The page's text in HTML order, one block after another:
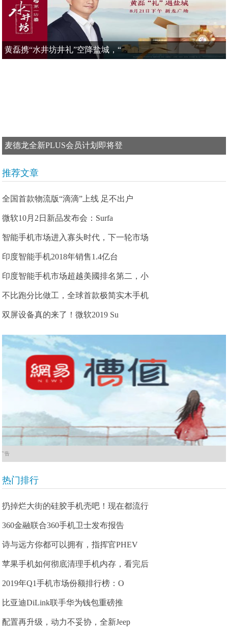
黄磊携“水井坊井礼”空降盐城，“
麦德龙全新PLUS会员计划即将登
推荐文章
全国首款物流版“滴滴”上线 足不出户
微软10月2日新品发布会：Surfa
智能手机市场进入寡头时代，下一轮市场
印度智能手机2018年销售1.4亿台
印度智能手机市场超越美國排名第二，小
不比跑分比做工，全球首款极简实木手机
双屏设备真的来了！微软2019 Su
广告
热门排行
扔掉烂大街的硅胶手机壳吧！现在都流行
360金融联合360手机卫士发布报告
诗与远方你都可以拥有，指挥官PHEV
苹果手机如何彻底清理手机内存，看完后
2019年Q1手机市场份额排行榜：O
比亚迪DiLink联手华为钱包重磅推
配置再升级，动力不妥协，全新Jeep